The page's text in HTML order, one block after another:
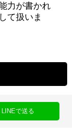
力が書かれ
て扱いま
LINEで送る